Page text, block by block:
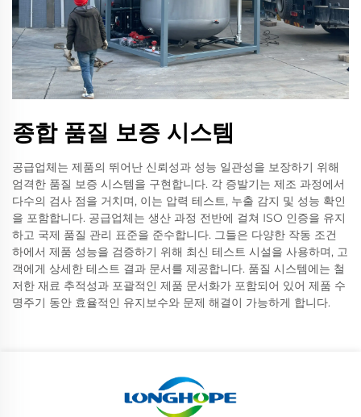
종합 품질 보증 시스템
공급업체는 제품의 뛰어난 신뢰성과 성능 일관성을 보장하기 위해
엄격한 품질 보증 시스템을 구현합니다. 각 증발기는 제조 과정에서
다수의 검사 점을 거치며, 이는 압력 테스트, 누출 감지 및 성능 확인
을 포함합니다. 공급업체는 생산 과정 전반에 걸쳐 ISO 인증을 유지
하고 국제 품질 관리 표준을 준수합니다. 그들은 다양한 작동 조건
하에서 제품 성능을 검증하기 위해 최신 테스트 시설을 사용하며, 고
객에게 상세한 테스트 결과 문서를 제공합니다. 품질 시스템에는 철
저한 재료 추적성과 포괄적인 제품 문서화가 포함되어 있어 제품 수
명주기 동안 효율적인 유지보수와 문제 해결이 가능하게 합니다.